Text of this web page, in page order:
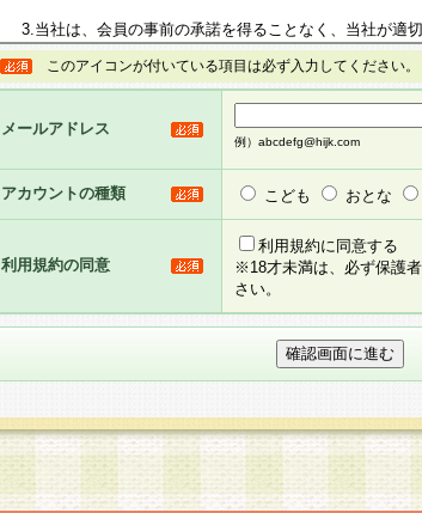
3.当社は、会員の事前の承諾を得ることなく、当社が適
規約を任意に制定、変更または修正することができるも
は、本規約においては本サイトに掲示したときに、その
して告知の案内を配信または本サイトに掲示したときの
るものとします。
5.当社がお聞きする個人情報は、すべて会員登録希望者
のと考えております。従って、会員登録希望者が自らの
合には、当社はその個人情報をお預かりいたしません が
社の取扱商品やサービス等をご利用いただけない場合が
い。
6.当社は、お客様から当社が保有している個人情報の開
められた場合には、ご本人様であることが当社にて確認
せ先となります。
第2条 会員の資格
1.会員とは、本規約等を承諾のうえ、当社所定の登録手
このアイコンが付いている項目は必ず入力してください。
メールアドレス
例）abcdefg@hijk.com
アカウントの種類 こども おとな
利用規約の同意
利用規約に同意する
※18才未満は、必ず保護
さい。